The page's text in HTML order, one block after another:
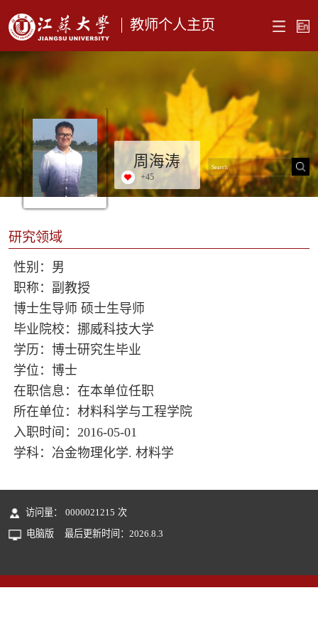
教师个人主页
周海涛
+45
研究领域
性别：男
职称：副教授
博士生导师 硕士生导师
毕业院校：挪威科技大学
学历：博士研究生毕业
学位：博士
在职信息：在本单位任职
所在单位：材料科学与工程学院
入职时间：2016-05-01
学科：冶金物理化学. 材料学
访问量： 0000021215 次
电脑版
最后更新时间： 2026.8.3